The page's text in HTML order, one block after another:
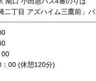
二丁目 アズハイム三鷹前」
00
00 (休憩120分)